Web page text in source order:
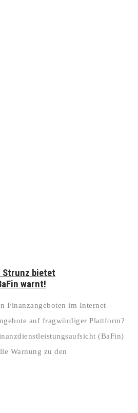
Strunz bietet
warnt!
Finanzangeboten im Internet –
auf fragwürdiger Plattform?
(BaFin)
Warnung zu den